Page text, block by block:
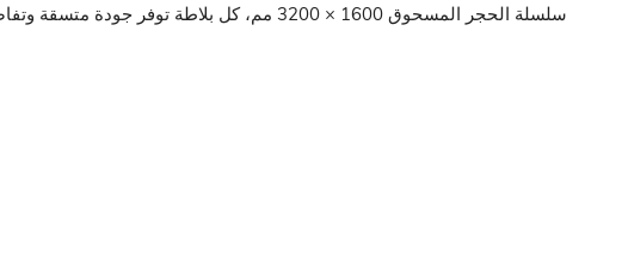
سلسلة الحجر المسحوق 1600 × 3200 مم، كل بلاطة